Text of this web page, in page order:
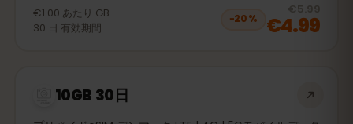
€1.00 あたり GB
30 日 有効期間
−20%
€5.99
€4.99
10GB 30日